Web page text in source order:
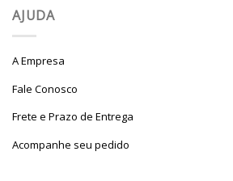
AJUDA
A Empresa
Fale Conosco
Frete e Prazo de Entrega
Acompanhe seu pedido